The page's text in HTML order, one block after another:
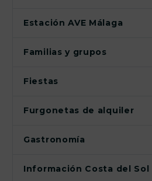
Estación AVE Málaga
Familias y grupos
Fiestas
Furgonetas de alquiler
Gastronomía
Información Costa del Sol